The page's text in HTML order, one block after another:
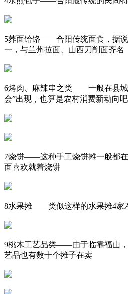
5荞面饸饹——合阳传统面食，据
一，与兰州拉面、山西刀削面齐名
6烤肉、麻辣串之类——一般在县
会”出现，也算是农村消费新动向吧
7烧饼——这种手工烧饼摊一般都
面喜欢就着烧饼
8水果摊——类似这样的水果摊4家
9桃木工艺品类——由于临靠福山
艺品也有数十个摊子在卖